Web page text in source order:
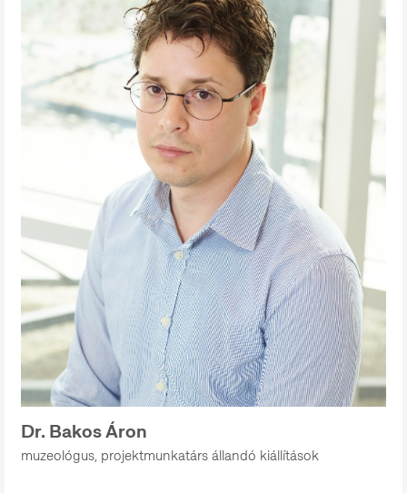
Dr. Bakos Áron
muzeológus, projektmunkatárs állandó kiállítások